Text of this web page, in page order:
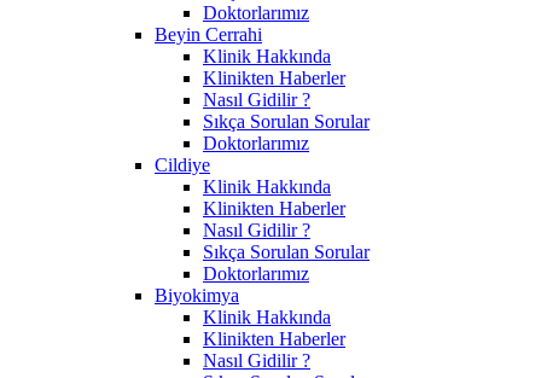
Doktorlarımız
Beyin Cerrahi
Klinik Hakkında
Klinikten Haberler
Nasıl Gidilir ?
Sıkça Sorulan Sorular
Doktorlarımız
Cildiye
Klinik Hakkında
Klinikten Haberler
Nasıl Gidilir ?
Sıkça Sorulan Sorular
Doktorlarımız
Biyokimya
Klinik Hakkında
Klinikten Haberler
Nasıl Gidilir ?